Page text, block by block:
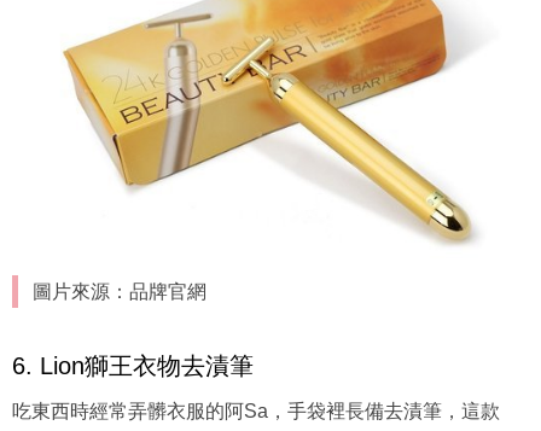
圖片來源：品牌官網
6. Lion獅王衣物去漬筆
吃東西時經常弄髒衣服的阿Sa，手袋裡長備去漬筆，這款